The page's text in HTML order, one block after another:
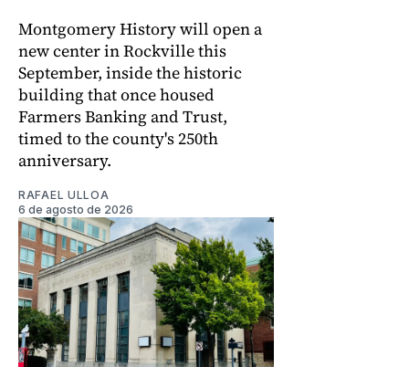
Montgomery History will open a
new center in Rockville this
September, inside the historic
building that once housed
Farmers Banking and Trust,
timed to the county's 250th
anniversary.
RAFAEL ULLOA
6 de agosto de 2026